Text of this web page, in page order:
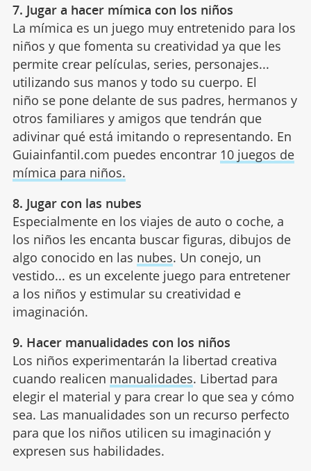
7. Jugar a hacer mímica con los niños
La mímica es un juego muy entretenido para los
niños y que fomenta su creatividad ya que les
permite crear películas, series, personajes...
utilizando sus manos y todo su cuerpo. El
niño se pone delante de sus padres, hermanos y
otros familiares y amigos que tendrán que
adivinar qué está imitando o representando. En
Guiainfantil.com puedes encontrar 10 juegos de
mímica para niños.
8. Jugar con las nubes
Especialmente en los viajes de auto o coche, a
los niños les encanta buscar figuras, dibujos de
algo conocido en las nubes. Un conejo, un
vestido... es un excelente juego para entretener
a los niños y estimular su creatividad e
imaginación.
9. Hacer manualidades con los niños
Los niños experimentarán la libertad creativa
cuando realicen manualidades. Libertad para
elegir el material y para crear lo que sea y cómo
sea. Las manualidades son un recurso perfecto
para que los niños utilicen su imaginación y
expresen sus habilidades.